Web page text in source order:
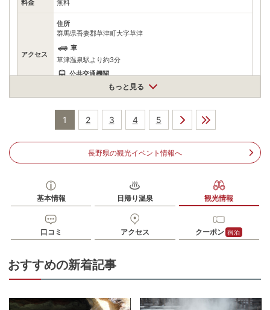
料金 無料
アクセス
住所
群馬県吾妻郡草津町大字草津
車
草津温泉駅より約3分
公共交通機関
草津温泉駅から徒歩約5分
10:00～15:00普通車500円/120分（以降100円/30分）、15:00
～翌10:00普通車800円/1回
※湯畑観光駐車場
0279880800
問合せください。
※ 料金情報は税込・税抜表記が混ざっております。正しい金額はご利用前にご
自身でお問合せください。
もっと見る
1 2 3 4 5
長野県の観光イベント情報へ
基本情報 日帰り温泉 観光情報
口コミ アクセス クーポン 宿泊
おすすめの新着記事